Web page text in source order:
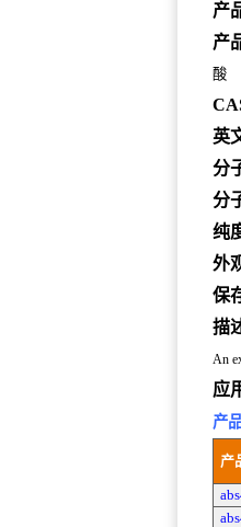
产
产
酸
英
分
分
纯
外
保
描
An
应
产
产